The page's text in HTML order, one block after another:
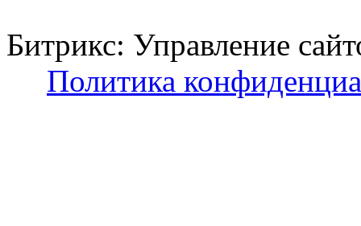
Битрикс: Управление
Политика